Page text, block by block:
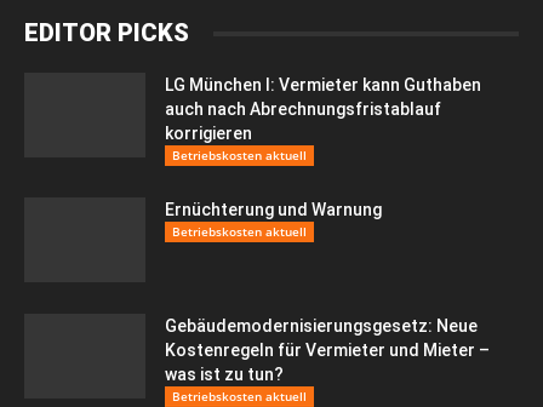
EDITOR PICKS
LG München I: Vermieter kann Guthaben
auch nach Abrechnungsfristablauf
korrigieren
Betriebskosten aktuell
Ernüchterung und Warnung
Betriebskosten aktuell
Gebäudemodernisierungsgesetz: Neue
Kostenregeln für Vermieter und Mieter –
was ist zu tun?
Betriebskosten aktuell